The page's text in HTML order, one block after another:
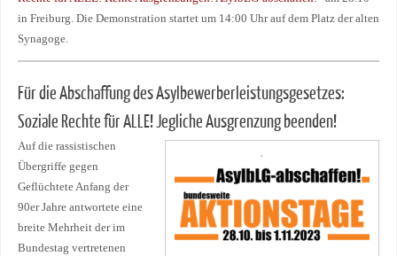
in Freiburg. Die Demonstration startet um 14:00 Uhr auf dem Platz der alten
Synagoge.
Für die Abschaffung des Asylbewerberleistungsgesetzes:
Soziale Rechte für ALLE! Jegliche Ausgrenzung beenden!
Auf die rassistischen
Übergriffe gegen
Geflüchtete Anfang der
90er Jahre antwortete eine
breite Mehrheit der im
Bundestag vertretenen